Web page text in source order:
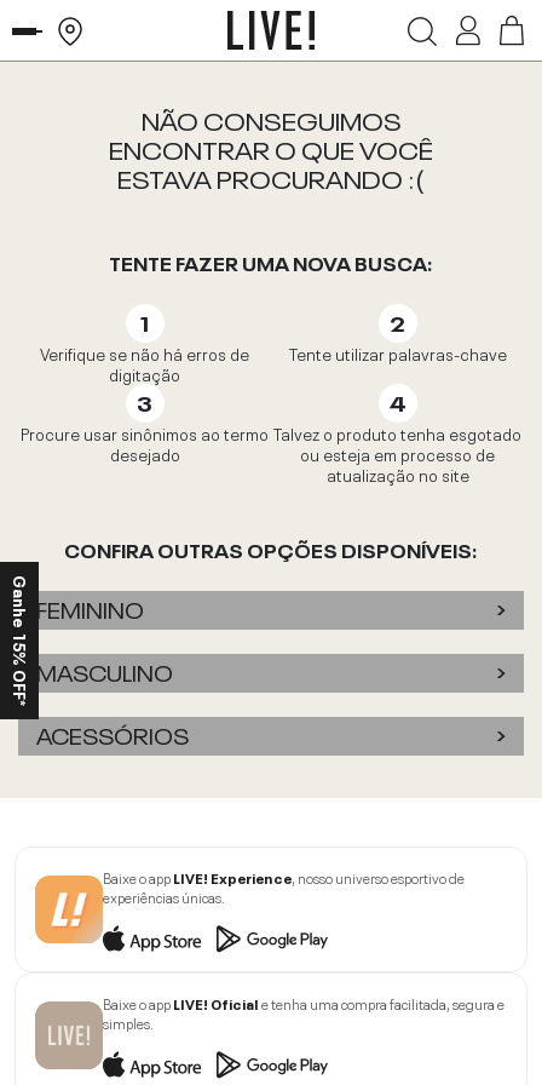
NÃO CONSEGUIMOS
ENCONTRAR O QUE VOCÊ
ESTAVA PROCURANDO :(
TENTE FAZER UMA NOVA BUSCA:
Verifique se não há erros de
digitação
Tente utilizar palavras-chave
Procure usar sinônimos ao termo
desejado
Talvez o produto tenha esgotado
ou esteja em processo de
atualização no site
CONFIRA OUTRAS OPÇÕES DISPONÍVEIS:
FEMININO
MASCULINO
ACESSÓRIOS
Baixe o appLIVE! Experience, nosso universo esportivo de
experiências únicas.
Baixe o appLIVE! Oficiale tenha uma compra facilitada, segura e
simples.
Ganhe 15% OFF*